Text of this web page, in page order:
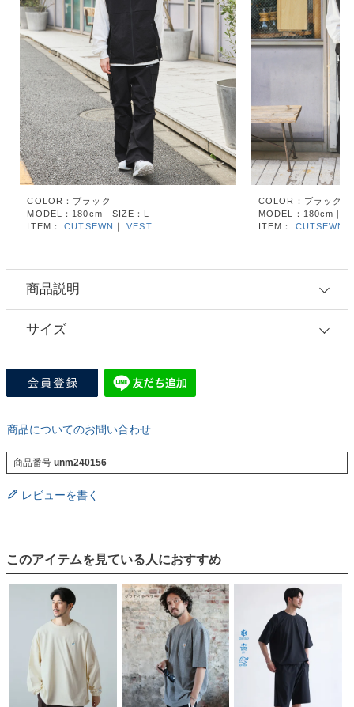
COLOR：ブラック
MODEL：180cm｜SIZE：L
ITEM：CUTSEWN ｜VEST
COLOR：ブラック
MODEL：180cm｜
ITEM： CUTSEWN
商品説明
サイズ
商品についてのお問い合わせ
商品番号 unm240156
レビューを書く
このアイテムを見ている人におすすめ